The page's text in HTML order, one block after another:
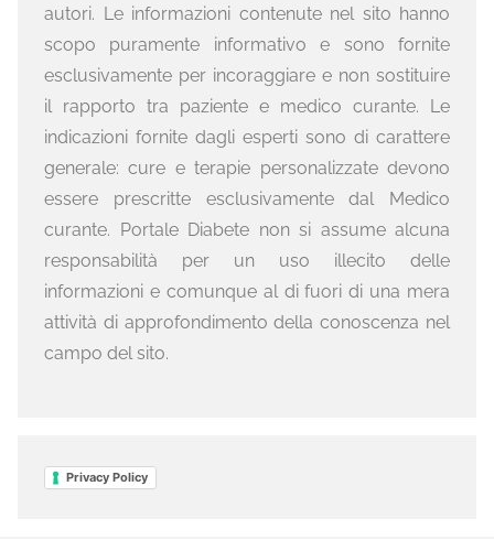
autori. Le informazioni contenute nel sito hanno
scopo puramente informativo e sono fornite
esclusivamente per incoraggiare e non sostituire
il rapporto tra paziente e medico curante. Le
indicazioni fornite dagli esperti sono di carattere
generale: cure e terapie personalizzate devono
essere prescritte esclusivamente dal Medico
curante. Portale Diabete non si assume alcuna
responsabilità per un uso illecito delle
informazioni e comunque al di fuori di una mera
attività di approfondimento della conoscenza nel
campo del sito.
Privacy Policy